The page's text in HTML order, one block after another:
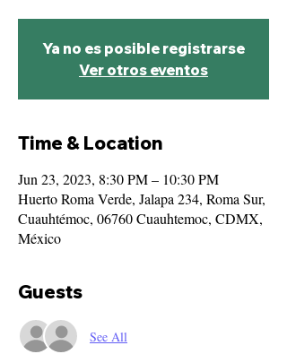
Ya no es posible registrarse
Ver otros eventos
Time & Location
Jun 23, 2023, 8:30 PM – 10:30 PM
Huerto Roma Verde, Jalapa 234, Roma Sur,
Cuauhtémoc, 06760 Cuauhtemoc, CDMX,
México
Guests
See All